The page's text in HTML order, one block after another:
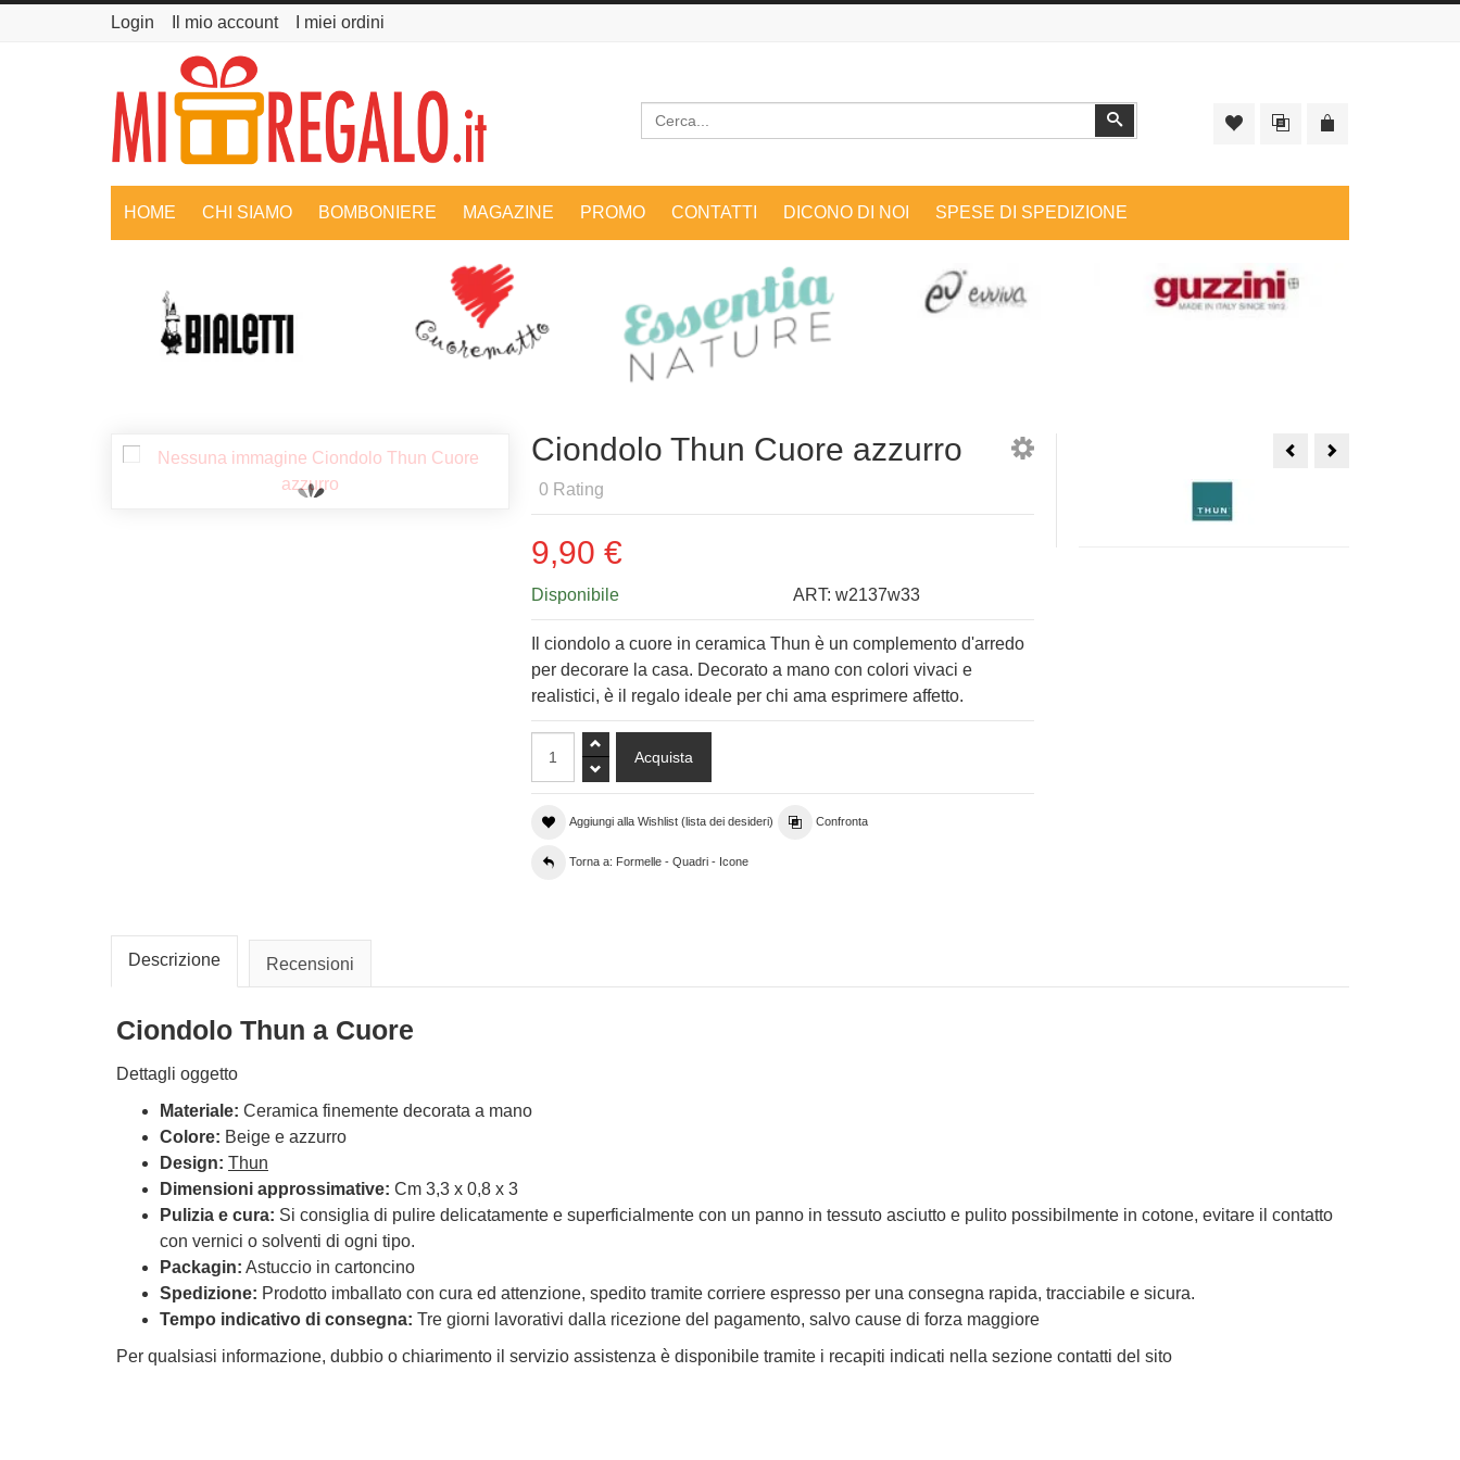
Login Il mio account I miei ordini
Cerca
HOME CHI SIAMO BOMBONIERE MAGAZINE PROMO CONTATTI DICONO DI NOI SPESE DI SPEDIZIONE
Ciondolo Thun Cuore azzurro
0 Rating
9,90 €
Disponibile ART:w2137w33
Il ciondolo a cuore in ceramica Thun è un complemento d'arredo
per decorare la casa. Decorato a mano con colori vivaci e
realistici, è il regalo ideale per chi ama esprimere affetto.
Aggiungi alla Wishlist (lista dei desideri) Confronta
Torna a: Formelle - Quadri - Icone
Addobbo
pasquale
Formella
Descrizione Recensioni
Ciondolo Thun a Cuore
Dettagli oggetto
Materiale: Ceramica finemente decorata a mano
Colore: Beige e azzurro
Design: Thun
Dimensioni approssimative: Cm 3,3 x 0,8 x 3
Pulizia e cura: Si consiglia di pulire delicatamente e superficialmente con un panno in tessuto asciutto e pulito possibilmente in cotone, evitare il contatto
con vernici o solventi di ogni tipo.
Packagin: Astuccio in cartoncino
Spedizione: Prodotto imballato con cura ed attenzione, spedito tramite corriere espresso per una consegna rapida, tracciabile e sicura.
Tempo indicativo di consegna: Tre giorni lavorativi dalla ricezione del pagamento, salvo cause di forza maggiore
Per qualsiasi informazione, dubbio o chiarimento il servizio assistenza è disponibile tramite i recapiti indicati nella sezione contatti del sito